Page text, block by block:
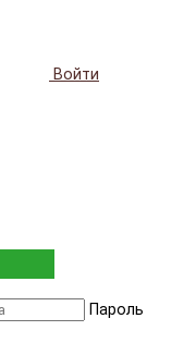
Войти
Пароль